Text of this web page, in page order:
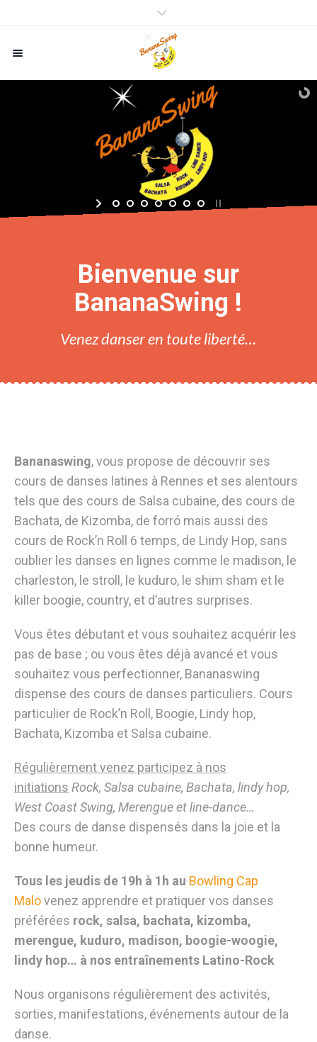
Bienvenue sur
BananaSwing !
Venez danser en toute liberté…
Bananaswing, vous propose de découvrir ses
cours de danses latines à Rennes et ses alentours
tels que des cours de Salsa cubaine, des cours de
Bachata, de Kizomba, de forró mais aussi des
cours de Rock’n Roll 6 temps, de Lindy Hop, sans
oublier les danses en lignes comme le madison, le
charleston, le stroll, le kuduro, le shim sham et le
killer boogie, country, et d’autres surprises.
Vous êtes débutant et vous souhaitez acquérir les
pas de base ; ou vous êtes déjà avancé et vous
souhaitez vous perfectionner, Bananaswing
dispense des cours de danses particuliers. Cours
particulier de Rock’n Roll, Boogie, Lindy hop,
Bachata, Kizomba et Salsa cubaine.
Régulièrement venez participez à nos
initiations Rock, Salsa cubaine, Bachata, lindy hop,
West Coast Swing, Merengue et line-dance…
Des cours de danse dispensés dans la joie et la
bonne humeur.
Tous les jeudis de 19h à 1h au Bowling Cap
Malovenez apprendre et pratiquer vos danses
préférées rock, salsa, bachata, kizomba,
merengue, kuduro, madison, boogie-woogie,
lindy hop… à nos entraînements Latino-Rock
Nous organisons régulièrement des activités,
sorties, manifestations, événements autour de la
danse.